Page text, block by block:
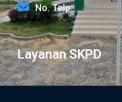
No. Telp:
Layanan SKPD